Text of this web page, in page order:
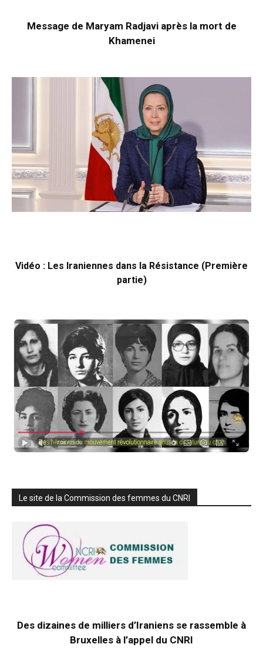
Message de Maryam Radjavi après la mort de
Khamenei
Vidéo : Les Iraniennes dans la Résistance (Première
partie)
Le site de la Commission des femmes du CNRI
Des dizaines de milliers d’Iraniens se rassemble à
Bruxelles à l’appel du CNRI